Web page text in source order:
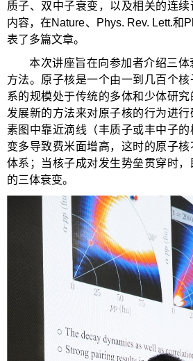
质子、双中子衰变，以及相关的连
内容，在Nature、Phys. Rev. Lett.和
表了多篇文章。
本次讲座旨在向参加者介绍三
方法。原子核是一个由一到几百个
系的规模处于传统的多体和少体研
发展新的方法来对原子核的行为进
素图中靠近滴线（丰质子或丰中子
变多导致费米面增高，这时的原子
体系；当核子成对发生势垒贯穿时
的三体衰变。